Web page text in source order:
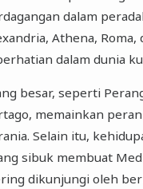
dalam
Athena, Roma,
dalam dunia
besar, seperti
memainkan
Selain itu,
sibuk membuat
dikunjungi oleh